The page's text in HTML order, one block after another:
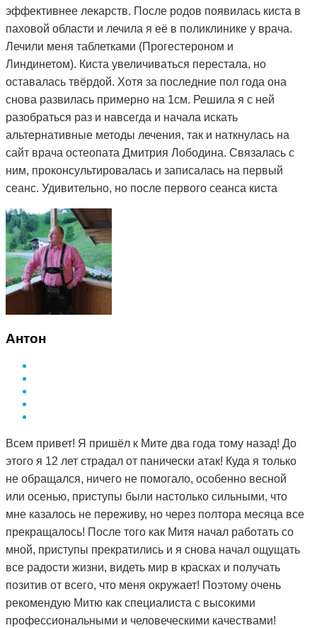
эффективнее лекарств. После родов появилась киста в
паховой области и лечила я её в поликлинике у врача.
Лечили меня таблетками (Прогестероном и
Линдинетом). Киста увеличиваться перестала, но
оставалась твёрдой. Хотя за последние пол года она
снова развилась примерно на 1см. Решила я с ней
разобраться раз и навсегда и начала искать
альтернативные методы лечения, так и наткнулась на
сайт врача остеопата Дмитрия Лободина. Связалась с
ним, проконсультировалась и записалась на первый
сеанс. Удивительно, но после первого сеанса киста
стала мягкой. Я стала посещать сеансы по назначению
Дмитрия и спустя 3 месяца она полностью рассосалась.
Как это работает, вообще не понимаю. То чего
лекарства не смогли седлать за полтора года, смог
сделать Дмитрий и за такой небольшой срок. Врач в
поликлинике сказал, что мне просто повезло и я на
опытного специалиста наткнулась. А ещё говорят, что
Антон
Всем привет! Я пришёл к Мите два года тому назад! До
этого я 12 лет страдал от панически атак! Куда я только
не обращался, ничего не помогало, особенно весной
или осенью, приступы были настолько сильными, что
мне казалось не переживу, но через полтора месяца все
прекращалось! После того как Митя начал работать со
мной, приступы прекратились и я снова начал ощущать
все радости жизни, видеть мир в красках и получать
позитив от всего, что меня окружает! Поэтому очень
рекомендую Митю как специалиста с высокими
профессиональными и человеческими качествами!